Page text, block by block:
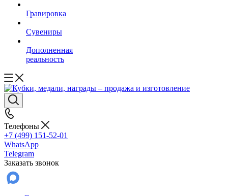
Гравировка
Сувениры
Дополненная
реальность
Телефоны
+7 (499) 151-52-01
WhatsApp
Telegram
Заказать звонок